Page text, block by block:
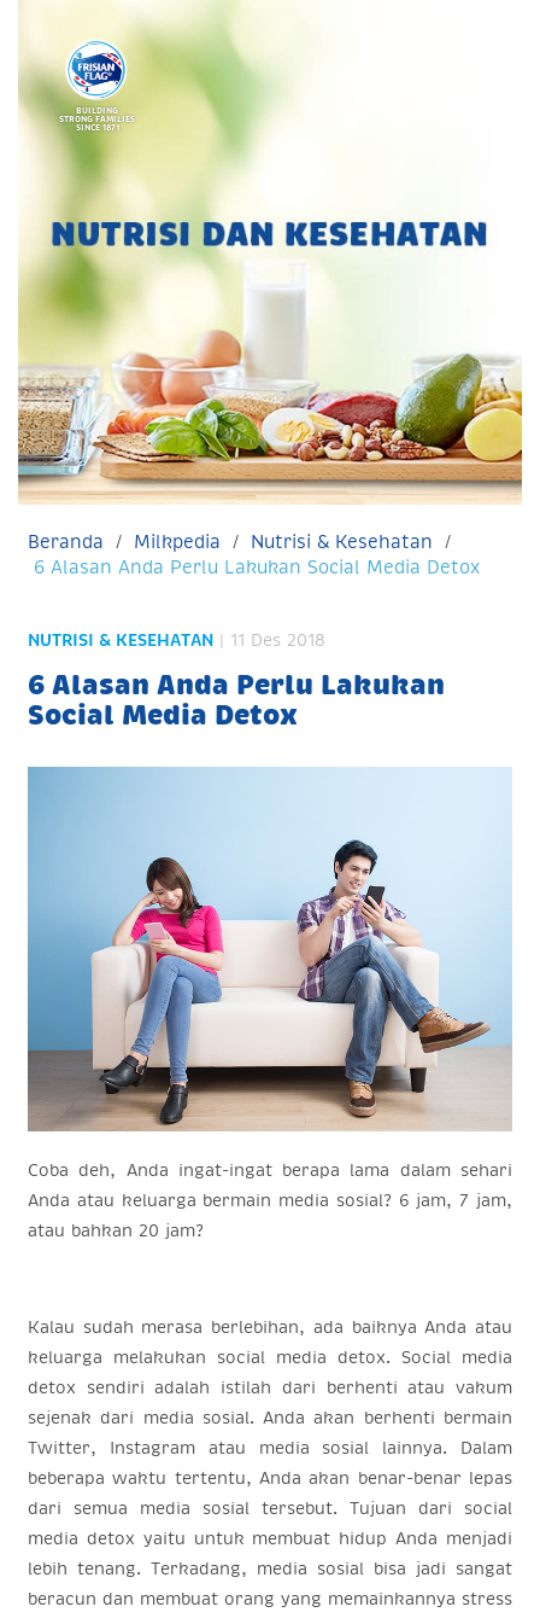
BUILDING
STRONG FAMILIES
SINCE 1871
Beranda Milkpedia
Nutrisi & Kesehatan
6 Alasan Anda Perlu Lakukan Social Media Detox
NUTRISI & KESEHATAN | 11 Des 2018
6 Alasan Anda Perlu Lakukan
Social Media Detox
Coba deh, Anda ingat-ingat berapa lama dalam sehari
Anda atau keluarga bermain media sosial? 6 jam, 7 jam,
atau bahkan 20 jam?
Kalau sudah merasa berlebihan, ada baiknya Anda atau
keluarga melakukan social media detox. Social media
detox sendiri adalah istilah dari berhenti atau vakum
sejenak dari media sosial. Anda akan berhenti bermain
Twitter, Instagram atau media sosial lainnya. Dalam
beberapa waktu tertentu, Anda akan benar-benar lepas
dari semua media sosial tersebut. Tujuan dari social
media detox yaitu untuk membuat hidup Anda menjadi
lebih tenang. Terkadang, media sosial bisa jadi sangat
beracun dan membuat orang yang memainkannya stress